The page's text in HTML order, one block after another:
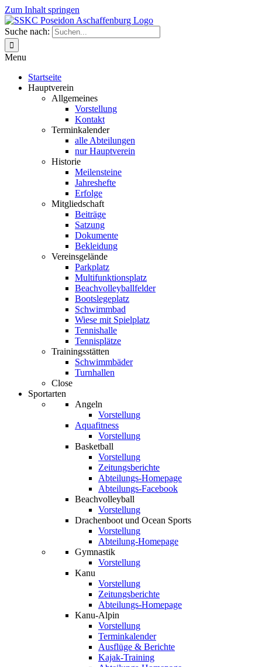
Zum Inhalt springen
Suche nach:
Menu
Startseite
Hauptverein
Allgemeines
Vorstellung
Kontakt
Terminkalender
alle Abteilungen
nur Hauptverein
Historie
Meilensteine
Jahreshefte
Erfolge
Mitgliedschaft
Beiträge
Satzung
Dokumente
Bekleidung
Vereinsgelände
Parkplatz
Multifunktionsplatz
Beachvolleyballfelder
Bootslegeplatz
Schwimmbad
Wiese mit Spielplatz
Tennishalle
Tennisplätze
Trainingsstätten
Schwimmbäder
Turnhallen
Close
Sportarten
Angeln
Vorstellung
Aquafitness
Vorstellung
Basketball
Vorstellung
Zeitungsberichte
Abteilungs-Homepage
Abteilungs-Facebook
Beachvolleyball
Vorstellung
Drachenboot und Ocean Sports
Vorstellung
Abteilung-Homepage
Gymnastik
Vorstellung
Kanu
Vorstellung
Zeitungsberichte
Abteilungs-Homepage
Kanu-Alpin
Vorstellung
Terminkalender
Ausflüge & Berichte
Kajak-Training